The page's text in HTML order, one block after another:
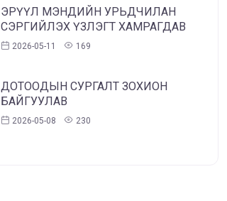
ЭРҮҮЛ МЭНДИЙН УРЬДЧИЛАН
СЭРГИЙЛЭХ ҮЗЛЭГТ ХАМРАГДАВ
2026-05-11 169
ДОТООДЫН СУРГАЛТ ЗОХИОН
БАЙГУУЛАВ
2026-05-08 230